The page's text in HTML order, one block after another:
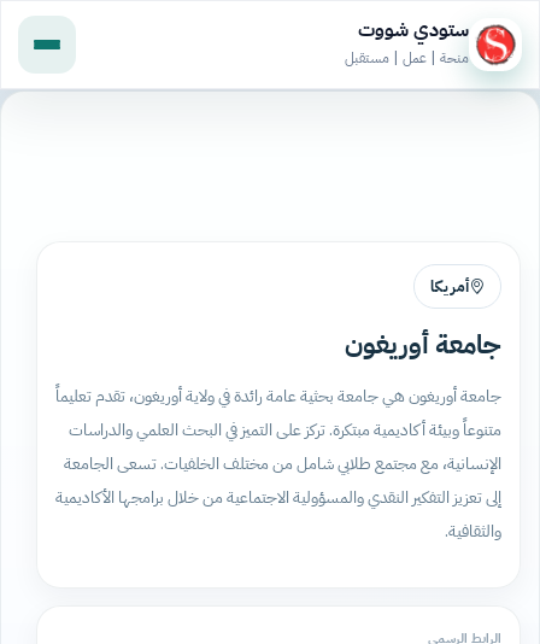
ستودي شووت
منحة | عمل | مستقبل
أمريكا
جامعة أوريغون
جامعة أوريغون هي جامعة بحثية عامة رائدة في ولاية أوريغون، تقدم تعليماً
متنوعاً وبيئة أكاديمية مبتكرة. تركز على التميز في البحث العلمي والدراسات
الإنسانية، مع مجتمع طلابي شامل من مختلف الخلفيات. تسعى الجامعة
إلى تعزيز التفكير النقدي والمسؤولية الاجتماعية من خلال برامجها الأكاديمية
والثقافية.
الرابط الرسمي